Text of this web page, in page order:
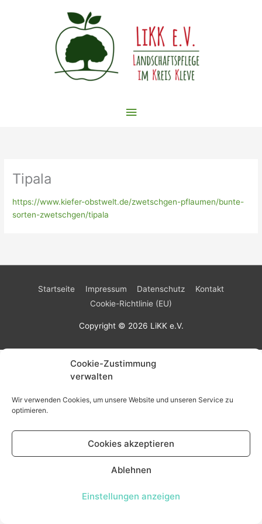
Cookie-Zustimmung
verwalten
Wir verwenden Cookies, um unsere Website und unseren Service zu
optimieren.
Cookies akzeptieren
Ablehnen
Einstellungen anzeigen
Hauptmenü
Tipala
https://www.kiefer-obstwelt.de/zwetschgen-pflaumen/bunte-
sorten-zwetschgen/tipala
Startseite Impressum Datenschutz
Kontakt
Cookie-Richtlinie (EU)
Copyright © 2026 LiKK e.V.